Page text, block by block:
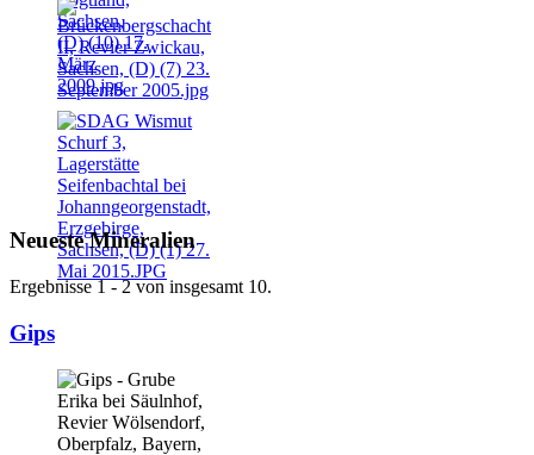
Neueste Mineralien
Ergebnisse 1 - 2 von insgesamt 10.
Gips